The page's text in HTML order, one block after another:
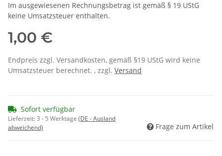
Im ausgewiesenen Rechnungsbetrag ist gemäß § 19 UStG
keine Umsatzsteuer enthalten.
1,00 €
Endpreis zzgl. Versandkosten, gemäß §19 UStG wird keine
Umsatzsteuer berechnet. , zzgl. Versand
Sofort verfügbar
Lieferzeit:3 - 5 Werktage (DE - Ausland
abweichend)
Frage zum Artikel